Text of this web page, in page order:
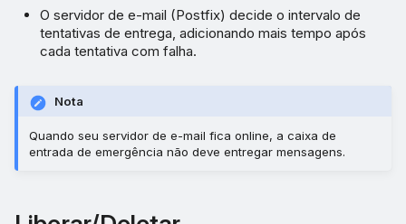
O servidor de e-mail (Postfix) decide o intervalo de
tentativas de entrega, adicionando mais tempo após
cada tentativa com falha.
Nota
Quando seu servidor de e-mail fica online, a caixa de
entrada de emergência não deve entregar mensagens.